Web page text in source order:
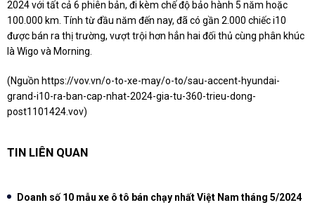
2024 với tất cả 6 phiên bản, đi kèm chế độ bảo hành 5 năm hoặc
100.000 km. Tính từ đầu năm đến nay, đã có gần 2.000 chiếc i10
được bán ra thị trường, vượt trội hơn hẳn hai đối thủ cùng phân khúc
là Wigo và Morning.
(Nguồn https://vov.vn/o-to-xe-may/o-to/sau-accent-hyundai-
grand-i10-ra-ban-cap-nhat-2024-gia-tu-360-trieu-dong-
post1101424.vov)
TIN LIÊN QUAN
Doanh số 10 mẫu xe ô tô bán chạy nhất Việt Nam tháng 5/2024